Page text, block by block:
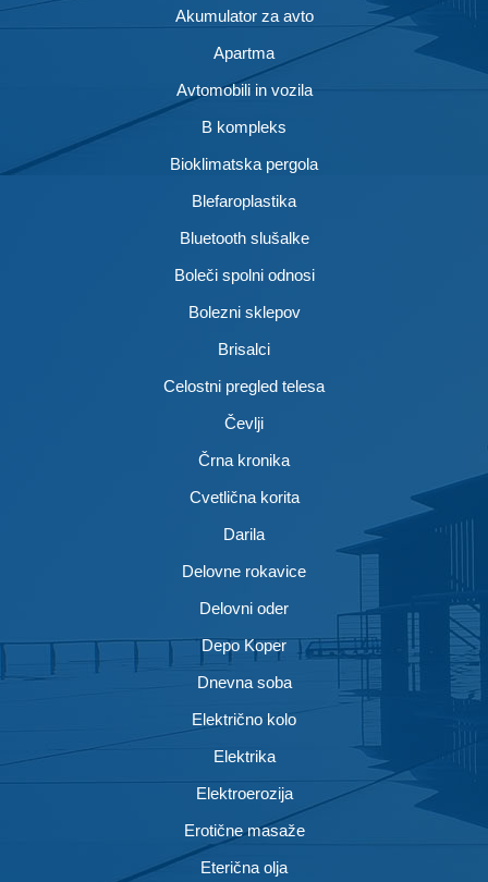
Akumulator za avto
Apartma
Avtomobili in vozila
B kompleks
Bioklimatska pergola
Blefaroplastika
Bluetooth slušalke
Boleči spolni odnosi
Bolezni sklepov
Brisalci
Celostni pregled telesa
Čevlji
Črna kronika
Cvetlična korita
Darila
Delovne rokavice
Delovni oder
Depo Koper
Dnevna soba
Električno kolo
Elektrika
Elektroerozija
Erotične masaže
Eterična olja